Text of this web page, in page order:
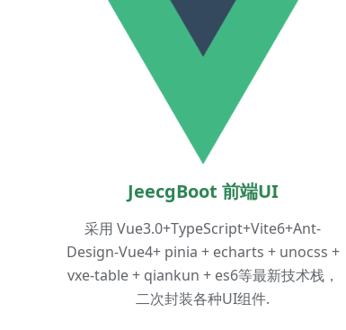
JeecgBoot 前端UI
采用 Vue3.0+TypeScript+Vite6+Ant-
Design-Vue4+ pinia + echarts + unocss +
vxe-table + qiankun + es6等最新技术栈，
二次封装各种UI组件.